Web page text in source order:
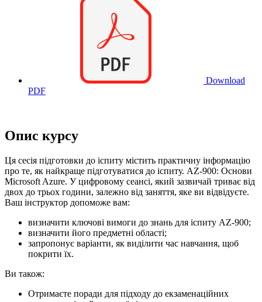
Download
PDF
Опис курсу
Ця сесія підготовки до іспиту містить практичну інформацію
про те, як найкраще підготуватися до іспиту. AZ-900: Основи
Microsoft Azure. У цифровому сеансі, який зазвичай триває від
двох до трьох години, залежно від заняття, яке ви відвідуєте.
Ваш інструктор допоможе вам:
визначити ключові вимоги до знань для іспиту AZ-900;
визначити його предметні області;
запропонує варіанти, як виділити час навчання, щоб
покрити їх.
Ви також:
Отримаєте поради для підходу до екзаменаційних